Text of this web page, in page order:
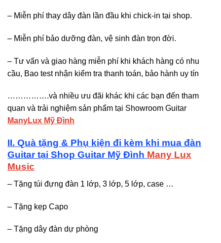
– Miễn phí thay dây đàn lần đầu khi chick-in tại shop.
– Miễn phí bảo dưỡng đàn, vệ sinh đàn trọn đời.
– Tư vấn và giao hàng miễn phí khi khách hàng có nhu
cầu, Bao test nhận kiểm tra thanh toán, bảo hành uy tín
…………….và nhiều ưu đãi khác khi các bạn đến tham
quan và trải nghiệm sản phẩm tại Showroom Guitar
ManyLux Mỹ Đình
II. Quà tặng & Phụ kiện đi kèm khi mua đàn
Guitar tại Shop Guitar Mỹ Đình Many Lux
Music
– Tặng túi đựng đàn 1 lớp, 3 lớp, 5 lớp, case …
– Tặng kẹp Capo
– Tặng dây đàn dự phòng